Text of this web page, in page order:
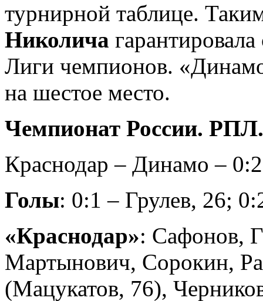
турнирной таблице.
Николича
Лиги чемпионов.
на шестое место.
Чемпионат России.
Краснодар – Динамо –
Голы: 0:1 – Грулев, 26;
«Краснодар»: Сафонов,
Мартынович, Сорокин,
(Мацукатов, 76),